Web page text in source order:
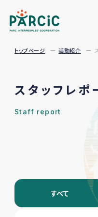
トップページ 活動紹介
スタッフレポ
Staff report
すべて